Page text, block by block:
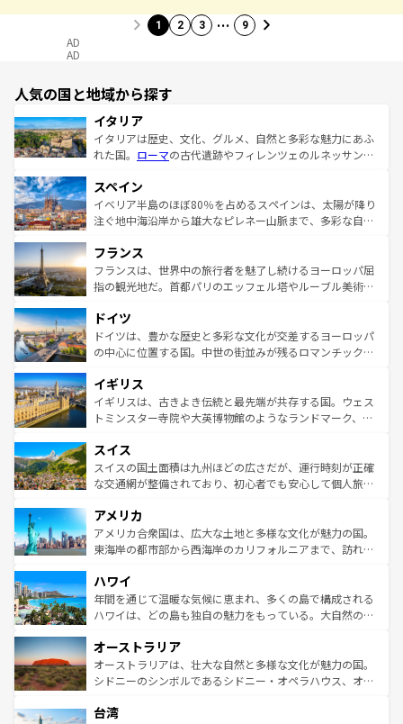
1 2 3 … 9
AD
AD
人気の国と地域から探す
イタリア
イタリアは歴史、文化、グルメ、自然と多彩な魅力にあふ
れた国。 ローマの古代遺跡やフィレンツェのルネッサンス
ろん、トスカーナの美しい田園風景やアマルフィ海岸の絶
景など、自然景観も見逃せない。観光の合間には、本場の
ピザやパスタなど、絶品のイタリア料理を堪能することも
ませてくれるイタリアで、忘れられない旅をしてみよう！
なお、新着のイタリア情報はコンテンツ一覧 を参照してほ
しい。
スペイン
イベリア半島のほぼ80％を占めるスペインは、太陽が降り
注ぐ地中海沿岸から雄大なピレネー山脈まで、多彩な自然
文化が根付くこの国では、情熱的なフラメンコ、熱気あふ
れる闘牛、そして美味しいタパスが生活の一部となってい
る。首都マドリードの洗練された雰囲気や、バルセロナの
の城塞都市、穏やかなビーチリゾートまで多彩な表情を見
せる。地方によって風土や気候が異なるスペインはその個
性で訪れる人を魅了する。 なお、新着のスペイン情報はコ
フランス
フランスは、世界中の旅行者を魅了し続けるヨーロッパ屈
指の観光地だ。首都パリのエッフェル塔やルーブル美術館
で、幅広い魅力が詰まっている。華麗な宮殿、歴史的な大
聖堂、美しいビーチ、そして豊かな自然が、訪れる者を心
から魅了する。また、フランスは美食の国としても知ら
いる。シャンパンの発祥地であるランス、プロヴァンスの
香り高いラベンダー畑など、多彩な楽しみ方が可能だ。さ
らに、パリ以外の地域にも魅力が溢れており、どの街角に
れる地方に足を運ぶとそれぞれで全く異なる文化を体験で
きるだろう。 なお、新着のフランス情報はコンテンツ一覧
を参照してほしい。
ドイツ
ドイツは、豊かな歴史と多彩な文化が交差するヨーロッパ
の中心に位置する国。中世の街並みが残るロマンチック街
顔を持つこの国は、どこを歩いても飽きることがない。ベ
ルリンの文化的活気、バイエルン州のアルプスの絶景、そ
してライン川沿いのワイン畑といった風景は必見。ビール
は、お酒好きな人にはぜひ体験してほしい。 なお、新着の
ドイツ情報はコンテンツ一覧を参照してほしい。
イギリス
イギリスは、古きよき伝統と最先端が共存する国。ウェス
トミンスター寺院や大英博物館のようなランドマーク、歴
リアごとに異なる魅力がある。また、優雅なアフタヌーン
ティー、ビール好きにはたまらない英国パブ、サッカー観
戦など、本場だからこそできる体験も豊富。イギリスを旅
ンツ一覧を参照してほしい。
スイス
スイスの国土面積は九州ほどの広さだが、運行時刻が正確
な交通網が整備されており、初心者でも安心して個人旅行
の建物がそのまま残る町や、スイスならではのユニークな
博物館もあり、アルプス観光だけでなく町歩きも満喫する
ことができる。国民の所得が高いため物価も高いが、旅行
ば市内交通費無料で観光を楽しむこともできる。 なお、新
着のスイス情報はコンテンツ一覧 を参照してほしい。
アメリカ
アメリカ合衆国は、広大な土地と多様な文化が魅力の国。
東海岸の都市部から西海岸のカリフォルニアまで、訪れる
のような巨大都市は、観光、ショッピング、エンターテイ
ンメントが詰まった刺激的なスポットだ。一方、アメリカ
西部には大自然が広がり、グランドキャニオンやイエロー
部のニューオーリンズでは、音楽と美食が融合した独特の
文化が魅力。旅行者はアメリカの各地域で異なる魅力を楽
しみながら、その多様性と豊かな歴史を感じることができ
ならではの贅沢な旅のスタイルだ。 なお、新着のアメリカ
ハワイ
年間を通じて温暖な気候に恵まれ、多くの島で構成される
ハワイは、どの島も独自の魅力をもっている。大自然の神
ワイ島は見逃せない。また、定番の観光地といえばオアフ
島だが、静かな自然を求めるならマウイ島やカウアイ島が
おすすめ。エメラルドグリーンに輝く海をはじめ、豊かな
れるおもてなしの心で訪れる人々を迎えてくれるハワイの
オーストラリア
オーストラリアは、壮大な自然と多様な文化が魅力の国。
シドニーのシンボルであるシドニー・オペラハウス、オー
リアリーフや大陸中央部にそびえるウルル（エアーズロッ
台湾